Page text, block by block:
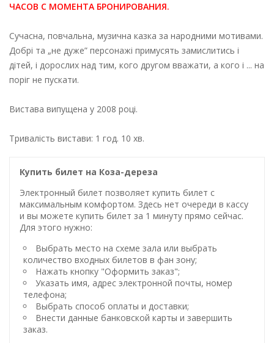
ЧАСОВ С МОМЕНТА БРОНИРОВАНИЯ.
Сучасна, повчальна, музична казка за народними мотивами.
Добрі та „не дуже” персонажі примусять замислитись і
дітей, і дорослих над тим, кого другом вважати, а кого і ... на
поріг не пускати.
Вистава випущена у 2008 році.
Тривалість вистави: 1 год. 10 хв.
Купить билет на Коза-дереза
Электронный билет позволяет купить билет с
максимальным комфортом. Здесь нет очереди в кассу
и вы можете купить билет за 1 минуту прямо сейчас.
Для этого нужно:
Выбрать место на схеме зала или выбрать
количество входных билетов в фан зону;
Нажать кнопку "Оформить заказ";
Указать имя, адрес электронной почты, номер
телефона;
Выбрать способ оплаты и доставки;
Внести данные банковской карты и завершить
заказ.